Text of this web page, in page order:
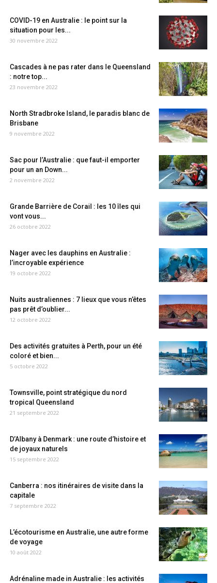
COVID-19 en Australie : le point sur la
situation pour les...
30 novembre 2022
Cascades à ne pas rater dans le Queensland
: notre top...
23 novembre 2022
North Stradbroke Island, le paradis blanc de
Brisbane
9 novembre 2022
Sac pour l’Australie : que faut-il emporter
pour un an Down...
2 novembre 2022
Grande Barrière de Corail : les 10 îles qui
vont vous...
26 octobre 2022
Nager avec les dauphins en Australie :
l’incroyable expérience
19 octobre 2022
Nuits australiennes : 7 lieux que vous n’êtes
pas prêt d’oublier...
12 octobre 2022
Des activités gratuites à Perth, pour un été
coloré et bien...
5 octobre 2022
Townsville, point stratégique du nord
tropical Queensland
21 septembre 2022
D’Albany à Denmark : une route d’histoire et
de joyaux naturels
15 septembre 2022
Canberra : nos itinéraires de visite dans la
capitale
7 septembre 2022
L’écotourisme en Australie, une autre forme
de voyage
10 août 2022
Adrénaline made in Australie : les activités